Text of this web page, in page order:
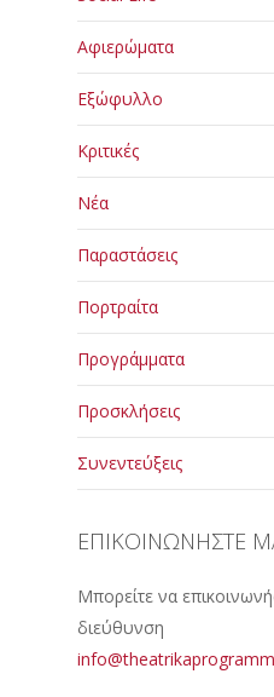
Αφιερώματα
Εξώφυλλο
Κριτικές
Νέα
Παραστάσεις
Πορτραίτα
Προγράμματα
Προσκλήσεις
Συνεντεύξεις
ΕΠΙΚΟΙΝΩΝΗΣΤΕ
Μπορείτε να
διεύθυνση